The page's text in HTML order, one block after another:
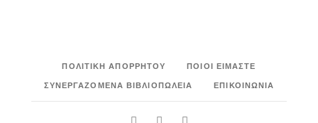
ΠΟΛΙΤΙΚΉ ΑΠΟΡΡΉΤΟΥ
ΠΟΙΟΙ ΕΊΜΑΣΤΕ
ΣΥΝΕΡΓΑΖΌΜΕΝΑ ΒΙΒΛΙΟΠΩΛΕΊΑ
ΕΠΙΚΟΙΝΩΝΊΑ